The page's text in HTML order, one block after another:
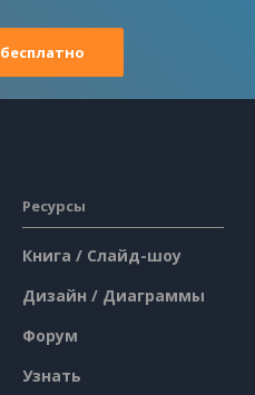
Ресурсы
Книга / Слайд-шоу
Дизайн / Диаграммы
Форум
Узнать